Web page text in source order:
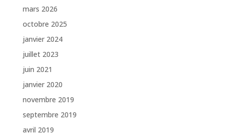
mars 2026
octobre 2025
janvier 2024
juillet 2023
juin 2021
janvier 2020
novembre 2019
septembre 2019
avril 2019